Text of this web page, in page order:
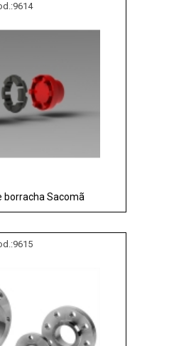
9614
borracha Sacomã
9615